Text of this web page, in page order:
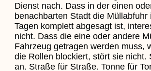
Dienst nach. Dass in der einen
benachbarten Stadt die Müllabfuhr
Tagen komplett abgesagt ist,
nicht. Dass die eine oder andere
Fahrzeug getragen werden muss,
die Rollen blockiert, stört sie nicht.
an. Straße für Straße. Tonne für